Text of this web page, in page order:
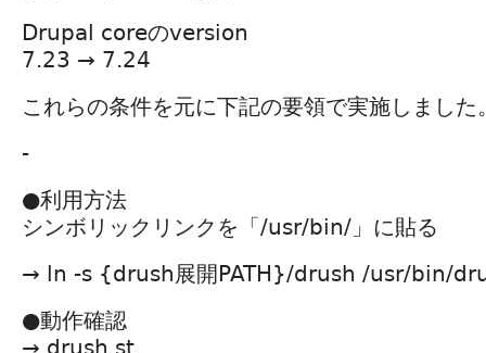
Drupal coreのversion
7.23 → 7.24
これらの条件を元に下記の要領で実施しました
-
●利用方法
シンボリックリンクを「/usr/bin/」に貼る
→ ln -s {drush展開PATH}/drush /usr/bin/
●動作確認
→ drush st